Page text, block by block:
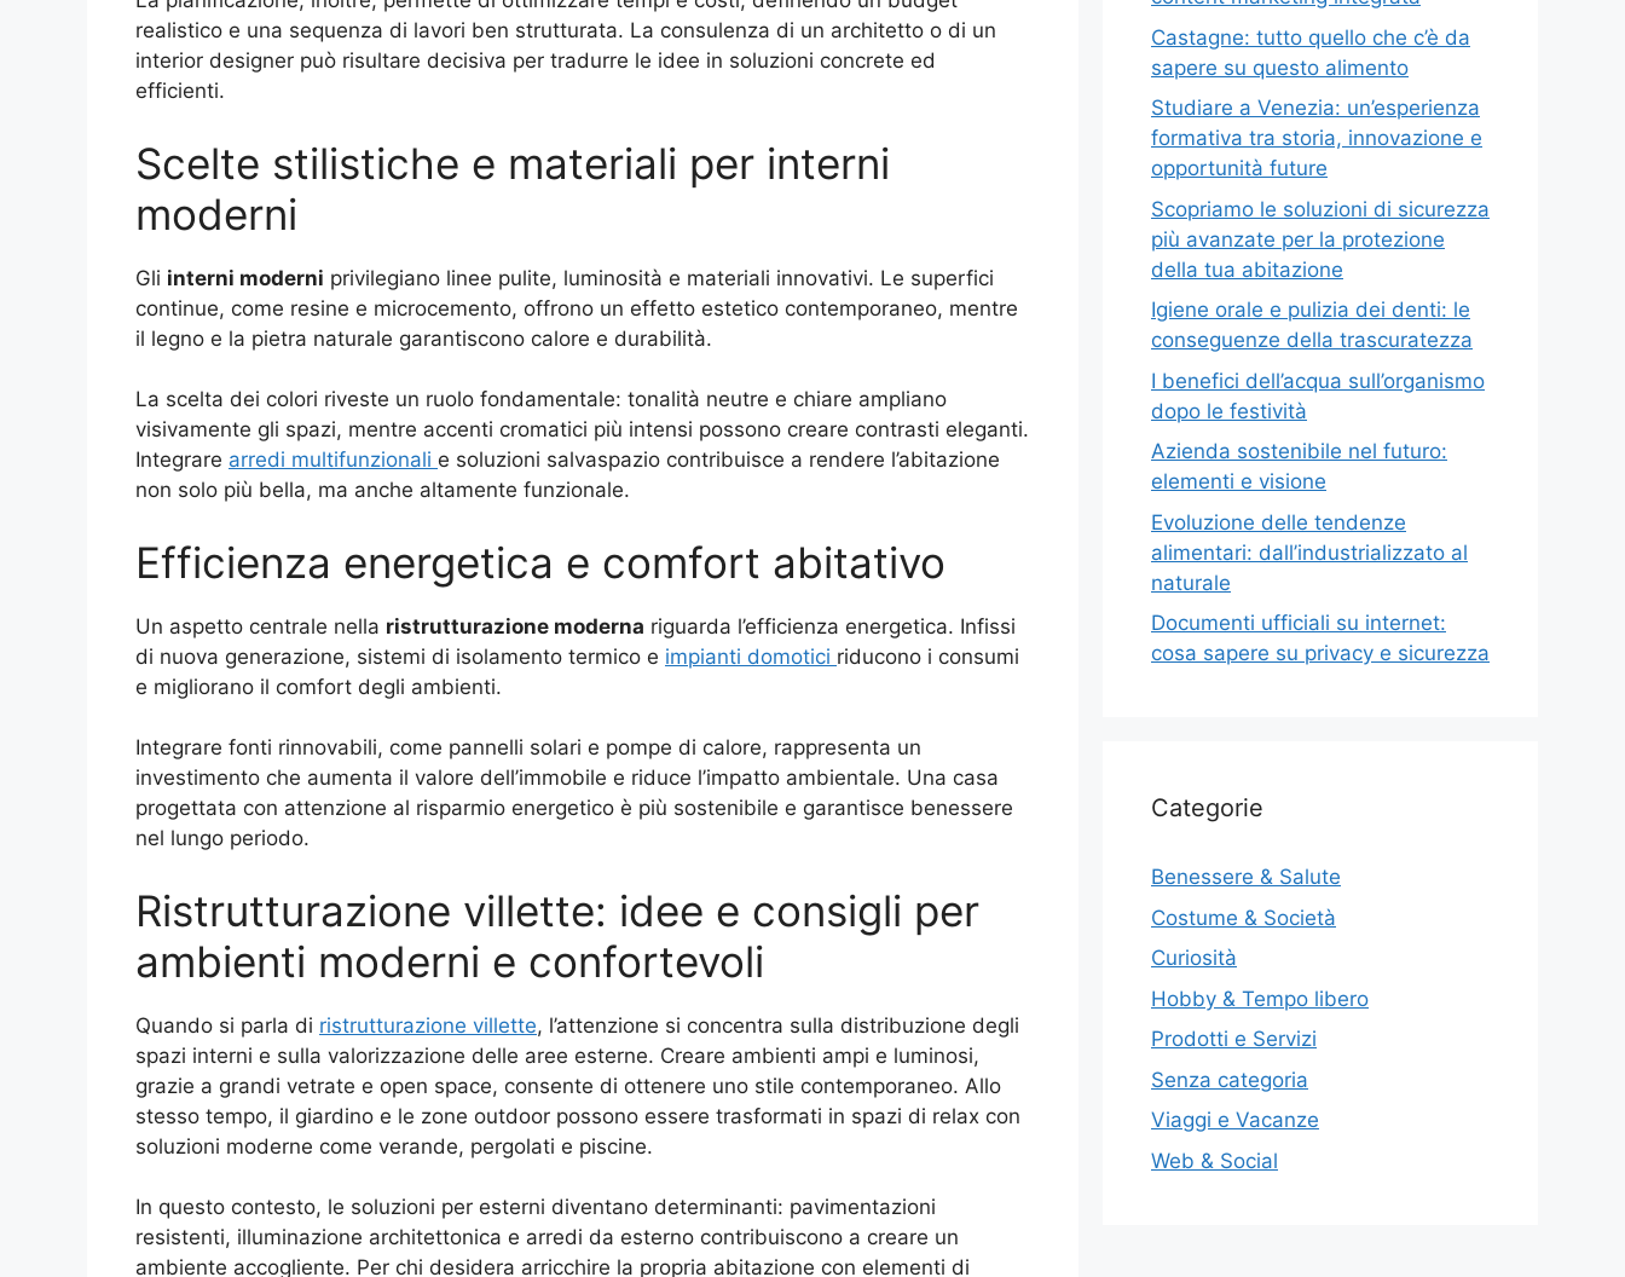
realistico e una sequenza di lavori ben strutturata. La consulenza di un architetto o di un
interior designer può risultare decisiva per tradurre le idee in soluzioni concrete ed
efficienti.
Scelte stilistiche e materiali per interni
moderni
Gli interni moderni privilegiano linee pulite, luminosità e materiali innovativi. Le superfici
continue, come resine e microcemento, offrono un effetto estetico contemporaneo, mentre
il legno e la pietra naturale garantiscono calore e durabilità.
La scelta dei colori riveste un ruolo fondamentale: tonalità neutre e chiare ampliano
visivamente gli spazi, mentre accenti cromatici più intensi possono creare contrasti eleganti.
Integrare arredi multifunzionali e soluzioni salvaspazio contribuisce a rendere l’abitazione
non solo più bella, ma anche altamente funzionale.
Efficienza energetica e comfort abitativo
Un aspetto centrale nella ristrutturazione moderna riguarda l’efficienza energetica. Infissi
di nuova generazione, sistemi di isolamento termico e impianti domotici riducono i consumi
e migliorano il comfort degli ambienti.
Integrare fonti rinnovabili, come pannelli solari e pompe di calore, rappresenta un
investimento che aumenta il valore dell’immobile e riduce l’impatto ambientale. Una casa
progettata con attenzione al risparmio energetico è più sostenibile e garantisce benessere
nel lungo periodo.
Ristrutturazione villette: idee e consigli per
ambienti moderni e confortevoli
Quando si parla di ristrutturazione villette, l’attenzione si concentra sulla distribuzione degli
spazi interni e sulla valorizzazione delle aree esterne. Creare ambienti ampi e luminosi,
grazie a grandi vetrate e open space, consente di ottenere uno stile contemporaneo. Allo
stesso tempo, il giardino e le zone outdoor possono essere trasformati in spazi di relax con
soluzioni moderne come verande, pergolati e piscine.
In questo contesto, le soluzioni per esterni diventano determinanti: pavimentazioni
resistenti, illuminazione architettonica e arredi da esterno contribuiscono a creare un
ambiente accogliente. Per chi desidera arricchire la propria abitazione con elementi di
Castagne: tutto quello che c’è da
sapere su questo alimento
Studiare a Venezia: un’esperienza
formativa tra storia, innovazione e
opportunità future
Scopriamo le soluzioni di sicurezza
più avanzate per la protezione
della tua abitazione
Igiene orale e pulizia dei denti: le
conseguenze della trascuratezza
I benefici dell’acqua sull’organismo
dopo le festività
Azienda sostenibile nel futuro:
elementi e visione
Evoluzione delle tendenze
alimentari: dall’industrializzato al
naturale
Documenti ufficiali su internet:
cosa sapere su privacy e sicurezza
Categorie
Benessere & Salute
Costume & Società
Curiosità
Hobby & Tempo libero
Prodotti e Servizi
Senza categoria
Viaggi e Vacanze
Web & Social